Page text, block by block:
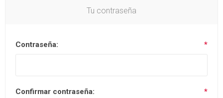
Tu contraseña
Contraseña: *
Confirmar contraseña: *